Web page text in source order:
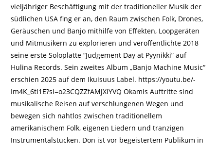
vieljähriger Beschäftigung mit der traditioneller Musik der
südlichen USA fing er an, den Raum zwischen Folk, Drones,
Geräuschen und Banjo mithilfe von Effekten, Loopgeräten
und Mitmusikern zu explorieren und veröffentlichte 2018
seine erste Soloplatte “Judgement Day at Pyynikki” auf
Hulina Records. Sein zweites Album „Banjo Machine Music“
erschien 2025 auf dem Ikuisuus Label. https://youtu.be/-
Im4K_6tI1E?si=o23CQZZfAMjXiYVQ Okamis Auftritte sind
musikalische Reisen auf verschlungenen Wegen und
bewegen sich nahtlos zwischen traditionellem
amerikanischem Folk, eigenen Liedern und tranzigen
Instrumentalstücken. Don ist vor begeistertem Publikum in